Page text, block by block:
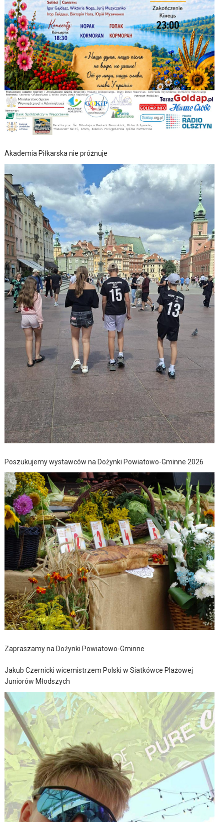
Akademia Piłkarska nie próżnuje
Poszukujemy wystawców na Dożynki Powiatowo-Gminne 2026
Zapraszamy na Dożynki Powiatowo-Gminne
Jakub Czernicki wicemistrzem Polski w Siatkówce Plażowej
Juniorów Młodszych